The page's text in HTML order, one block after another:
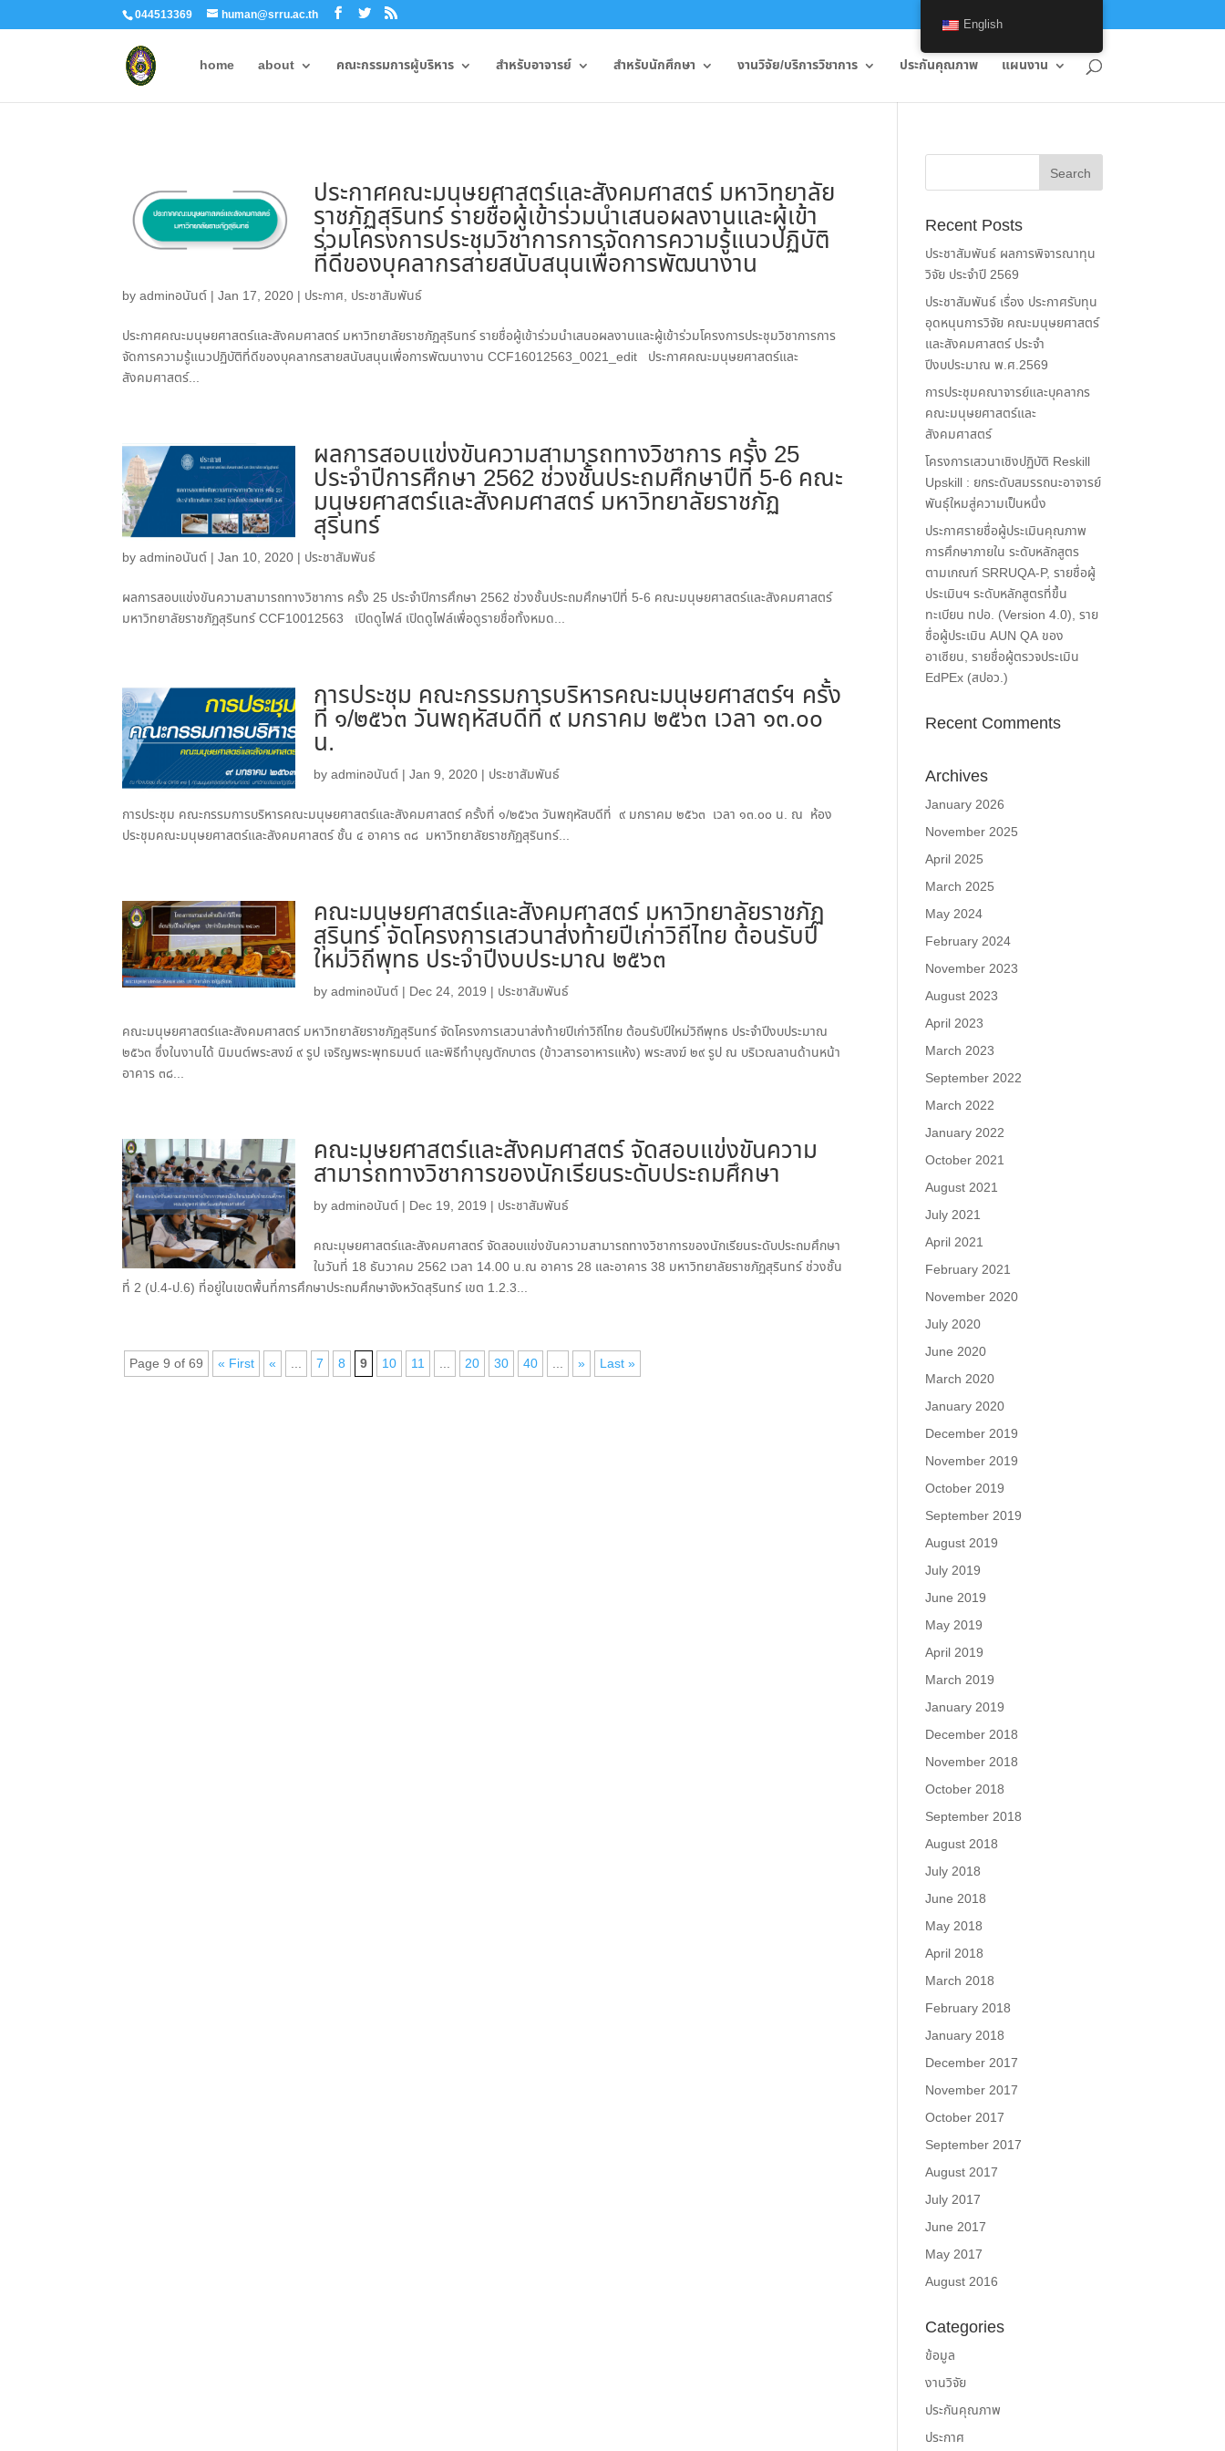
044513369 human@srru.ac.th
home about คณะกรรมการผู้บริหาร สำหรับอาจารย์ สำหรับนักศึกษา งานวิจัย/บริการวิชาการ ประกันคุณภาพ แผนงาน
ประกาศคณะมนุษยศาสตร์และสังคมศาสตร์ มหาวิทยาลัย
ราชภัฏสุรินทร์ รายชื่อผู้เข้าร่วมนำเสนอผลงานและผู้เข้า
ร่วมโครงการประชุมวิชาการการจัดการความรู้แนวปฏิบัติ
ที่ดีของบุคลากรสายสนับสนุนเพื่อการพัฒนางาน
byadminอนันต์ |Jan 17, 2020 | ประกาศ, ประชาสัมพันธ์
ประกาศคณะมนุษยศาสตร์และสังคมศาสตร์ มหาวิทยาลัยราชภัฏสุรินทร์ รายชื่อผู้เข้าร่วมนำเสนอผลงานและผู้เข้าร่วมโครงการประชุมวิชาการการ
จัดการความรู้แนวปฏิบัติที่ดีของบุคลากรสายสนับสนุนเพื่อการพัฒนางาน CCF16012563_0021_edit ประกาศคณะมนุษยศาสตร์และ
สังคมศาสตร์...
ผลการสอบแข่งขันความสามารถทางวิชาการ ครั้ง 25
ประจำปีการศึกษา 2562 ช่วงชั้นประถมศึกษาปีที่ 5-6 คณะ
มนุษยศาสตร์และสังคมศาสตร์ มหาวิทยาลัยราชภัฏ
สุรินทร์
byadminอนันต์ |Jan 10, 2020 | ประชาสัมพันธ์
ผลการสอบแข่งขันความสามารถทางวิชาการ ครั้ง 25 ประจำปีการศึกษา 2562 ช่วงชั้นประถมศึกษาปีที่ 5-6 คณะมนุษยศาสตร์และสังคมศาสตร์
มหาวิทยาลัยราชภัฏสุรินทร์ CCF10012563 เปิดดูไฟล์ เปิดดูไฟล์เพื่อดูรายชื่อทั้งหมด...
การประชุม คณะกรรมการบริหารคณะมนุษยศาสตร์ฯ ครั้ง
ที่ ๑/๒๕๖๓ วันพฤหัสบดีที่ ๙ มกราคม ๒๕๖๓ เวลา ๑๓.๐๐
น.
byadminอนันต์ |Jan 9, 2020 | ประชาสัมพันธ์
การประชุม คณะกรรมการบริหารคณะมนุษยศาสตร์และสังคมศาสตร์ ครั้งที่ ๑/๒๕๖๓ วันพฤหัสบดีที่ ๙ มกราคม ๒๕๖๓ เวลา ๑๓.๐๐ น. ณ ห้อง
ประชุมคณะมนุษยศาสตร์และสังคมศาสตร์ ชั้น ๔ อาคาร ๓๘ มหาวิทยาลัยราชภัฏสุรินทร์...
คณะมนุษยศาสตร์และสังคมศาสตร์ มหาวิทยาลัยราชภัฏ
สุรินทร์ จัดโครงการเสวนาส่งท้ายปีเก่าวิถีไทย ต้อนรับปี
ใหม่วิถีพุทธ ประจำปีงบประมาณ ๒๕๖๓
byadminอนันต์ | Dec 24, 2019 | ประชาสัมพันธ์
คณะมนุษยศาสตร์และสังคมศาสตร์ มหาวิทยาลัยราชภัฏสุรินทร์ จัดโครงการเสวนาส่งท้ายปีเก่าวิถีไทย ต้อนรับปีใหม่วิถีพุทธ ประจำปีงบประมาณ
๒๕๖๓ ซึ่งในงานได้ นิมนต์พระสงฆ์ ๙ รูป เจริญพระพุทธมนต์ และพิธีทำบุญตักบาตร (ข้าวสารอาหารแห้ง) พระสงฆ์ ๒๙ รูป ณ บริเวณลานด้านหน้า
อาคาร ๓๘...
คณะมุษยศาสตร์และสังคมศาสตร์ จัดสอบแข่งขันความ
สามารถทางวิชาการของนักเรียนระดับประถมศึกษา
byadminอนันต์ | Dec 19, 2019 | ประชาสัมพันธ์
คณะมุษยศาสตร์และสังคมศาสตร์ จัดสอบแข่งขันความสามารถทางวิชาการของนักเรียนระดับประถมศึกษา
ในวันที่ 18 ธันวาคม 2562 เวลา 14.00 น.ณ อาคาร 28 และอาคาร 38 มหาวิทยาลัยราชภัฏสุรินทร์ ช่วงชั้น
ที่ 2 (ป.4-ป.6) ที่อยู่ในเขตพื้นที่การศึกษาประถมศึกษาจังหวัดสุรินทร์ เขต 1.2.3...
Page 9 of 69 « First « ... 7 8 9 10 11 ... 20 30 40 ... » Last »
Recent Posts
ประชาสัมพันธ์ ผลการพิจารณาทุน
วิจัย ประจำปี 2569
ประชาสัมพันธ์ เรื่อง ประกาศรับทุน
อุดหนุนการวิจัย คณะมนุษยศาสตร์
และสังคมศาสตร์ ประจำ
ปีงบประมาณ พ.ศ.2569
การประชุมคณาจารย์และบุคลากร
คณะมนุษยศาสตร์และ
สังคมศาสตร์
โครงการเสวนาเชิงปฏิบัติ Reskill
Upskill : ยกระดับสมรรถนะอาจารย์
พันธุ์ใหมสู่ความเป็นหนึ่ง
ประกาศรายชื่อผู้ประเมินคุณภาพ
การศึกษาภายใน ระดับหลักสูตร
ตามเกณฑ์ SRRUQA-P, รายชื่อผู้
ประเมินฯ ระดับหลักสูตรที่ขึ้น
ทะเบียน ทปอ. (Version 4.0), ราย
ชื่อผู้ประเมิน AUN QA ของ
อาเซียน, รายชื่อผู้ตรวจประเมิน
EdPEx (สปอว.)
Recent Comments
Archives
January 2026
November 2025
April 2025
March 2025
May 2024
February 2024
November 2023
August 2023
April 2023
March 2023
September 2022
March 2022
January 2022
October 2021
August 2021
July 2021
April 2021
February 2021
November 2020
July 2020
June 2020
March 2020
January 2020
December 2019
November 2019
October 2019
September 2019
August 2019
July 2019
June 2019
May 2019
April 2019
March 2019
January 2019
December 2018
November 2018
October 2018
September 2018
August 2018
July 2018
June 2018
May 2018
April 2018
March 2018
February 2018
January 2018
December 2017
November 2017
October 2017
September 2017
August 2017
July 2017
June 2017
May 2017
August 2016
Categories
ข้อมูล
งานวิจัย
ประกันคุณภาพ
ประกาศ
English